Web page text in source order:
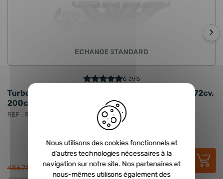
›
ECHANGE STANDARD
6 avis
Turbo échange standard KKK - 2.0 TFSI 265cv, 272cv,
200cv, 185cv, 2.0 FSI 200cv, 2.0 GTI 200cv
REF : RCD-53039880105
486,71 €
290,00 €
348,00 €TTC
Nous utilisons des cookies fonctionnels et
d’autres technologies nécessaires à la
navigation sur notre site. Nos partenaires et
nous-mêmes utilisons également des